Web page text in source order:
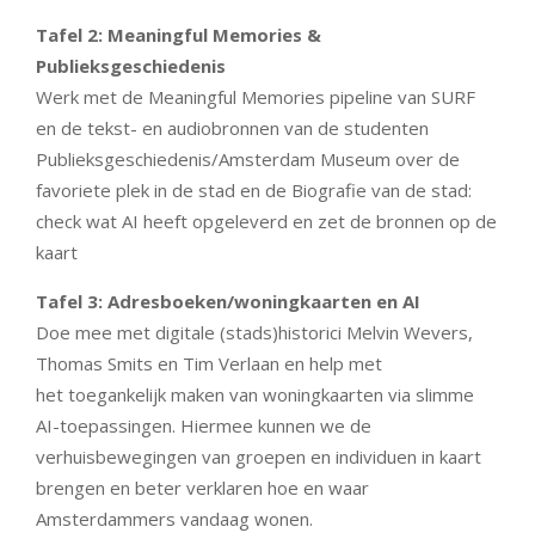
Tafel 2: Meaningful Memories &
Publieksgeschiedenis
Werk met de Meaningful Memories pipeline van SURF
en de tekst- en audiobronnen van de studenten
Publieksgeschiedenis/Amsterdam Museum over de
favoriete plek in de stad en de Biografie van de stad:
check wat AI heeft opgeleverd en zet de bronnen op de
kaart
Tafel 3: Adresboeken/woningkaarten en AI
Doe mee met digitale (stads)historici Melvin Wevers,
Thomas Smits en Tim Verlaan en help met
het toegankelijk maken van woningkaarten via slimme
AI-toepassingen. Hiermee kunnen we de
verhuisbewegingen van groepen en individuen in kaart
brengen en beter verklaren hoe en waar
Amsterdammers vandaag wonen.